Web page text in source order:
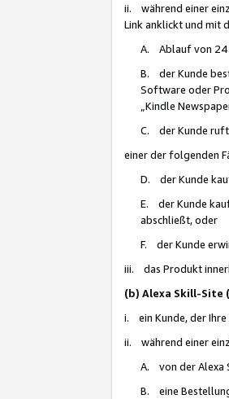
ii. während einer
Link anklickt und mit
A. Ablauf von 24
B. der Kunde
Software oder
„Kindle
C. der Kunde ruft
einer der folgenden
D. der Kunde
E. der Kunde
abschließt, oder
F. der Kunde
iii. das Produkt
(b) Alexa Skill-Site
i. ein Kunde, der Ihre
ii. während einer
A. von der Alexa
B. eine